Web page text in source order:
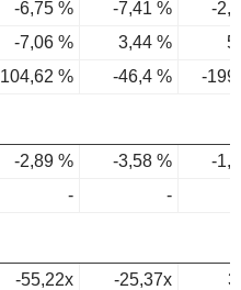
-6,75 % -7,41 %
-
-7,06 % 3,44 %
104,62 % -46,4 % -
-2,89 % -3,58 %
-
- -
-55,22x -25,37x